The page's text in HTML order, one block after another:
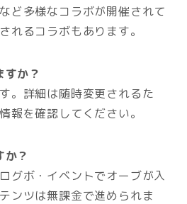
ど多様なコラボが開催されて
れるコラボもあります。
か？
。詳細は随時変更されるた
報を確認してください。
？
グボ・イベントでオーブが入
ンツは無課金で進められま